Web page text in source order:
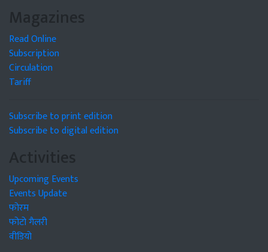
Magazines
Read Online
Subscription
Circulation
Tariff
Subscribe to print edition
Subscribe to digital edition
Activities
Upcoming Events
Events Update
फोरम
फोटो गैलरी
वीडियो